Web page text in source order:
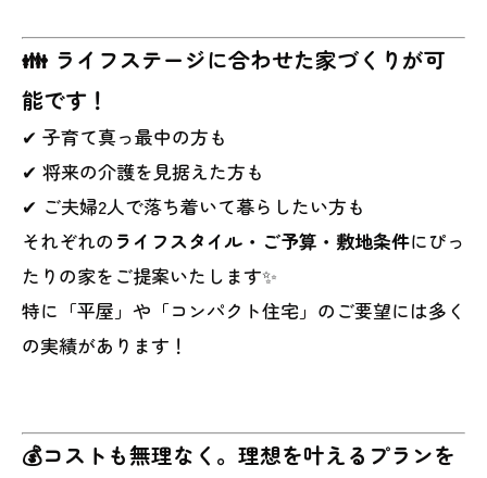
👪 ライフステージに合わせた家づくりが可
能です！
✔ 子育て真っ最中の方も
✔ 将来の介護を見据えた方も
✔ ご夫婦2人で落ち着いて暮らしたい方も
それぞれの ライフスタイル・ご予算・敷地条件にぴっ
たりの家をご提案いたします✨
特に「平屋」や「コンパクト住宅」のご要望には多く
の実績があります！
💰コストも無理なく。理想を叶えるプランを